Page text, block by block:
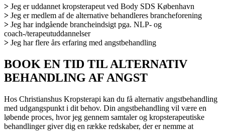
> Jeg er uddannet kropsterapeut ved Body SDS København
> Jeg er medlem af de alternative behandleres brancheforening
> Jeg har indgående brancheindsigt pga. NLP- og
coach-/terapeutuddannelser
> Jeg har flere års erfaring med angstbehandling
BOOK EN TID TIL ALTERNATIV
BEHANDLING AF ANGST
Hos Christianshus Kropsterapi kan du få alternativ angstbehandling
med udgangspunkt i dit behov. Din angstbehandling vil være en
løbende proces, hvor jeg gennem samtaler og kropsterapeutiske
behandlinger giver dig en række redskaber, der er nemme at